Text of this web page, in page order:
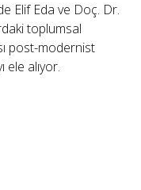
Elif Eda ve Doç. Dr.
toplumsal
post-modernist
ele alıyor.